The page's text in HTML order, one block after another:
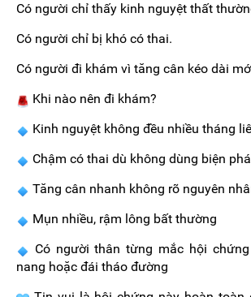
Có người chỉ thấy kinh nguyệt thất
Có người chỉ bị khó có thai.
Có người đi khám vì tăng cân kéo dài
Khi nào nên đi khám?
Kinh nguyệt không đều nhiều tháng
Chậm có thai dù không dùng biện
Tăng cân nhanh không rõ nguyên
Mụn nhiều, rậm lông bất thường
Có người thân từng mắc hội
nang hoặc đái tháo đường